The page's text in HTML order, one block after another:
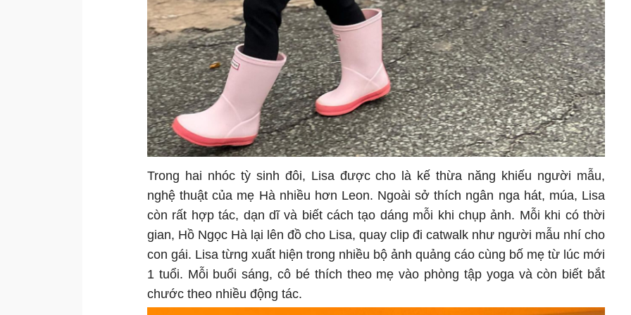
Trong hai nhóc tỳ sinh đôi, Lisa được cho là kế thừa năng khiếu người mẫu,
nghệ thuật của mẹ Hà nhiều hơn Leon. Ngoài sở thích ngân nga hát, múa, Lisa
còn rất hợp tác, dạn dĩ và biết cách tạo dáng mỗi khi chụp ảnh. Mỗi khi có thời
gian, Hồ Ngọc Hà lại lên đồ cho Lisa, quay clip đi catwalk như người mẫu nhí cho
con gái. Lisa từng xuất hiện trong nhiều bộ ảnh quảng cáo cùng bố mẹ từ lúc mới
1 tuổi. Mỗi buổi sáng, cô bé thích theo mẹ vào phòng tập yoga và còn biết bắt
chước theo nhiều động tác.